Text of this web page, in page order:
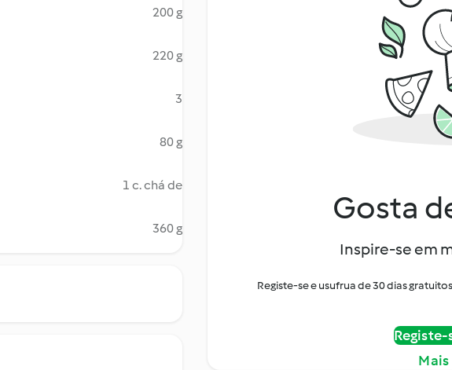
200 g
220 g
3
80 g
1 c. chá de
360 g
Gosta
Inspire-se em
Registe-se e usufrua de 30 dias